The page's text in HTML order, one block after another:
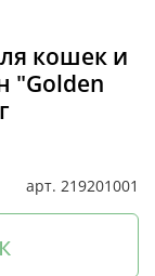
арт. 219201001
кошек и
"Golden